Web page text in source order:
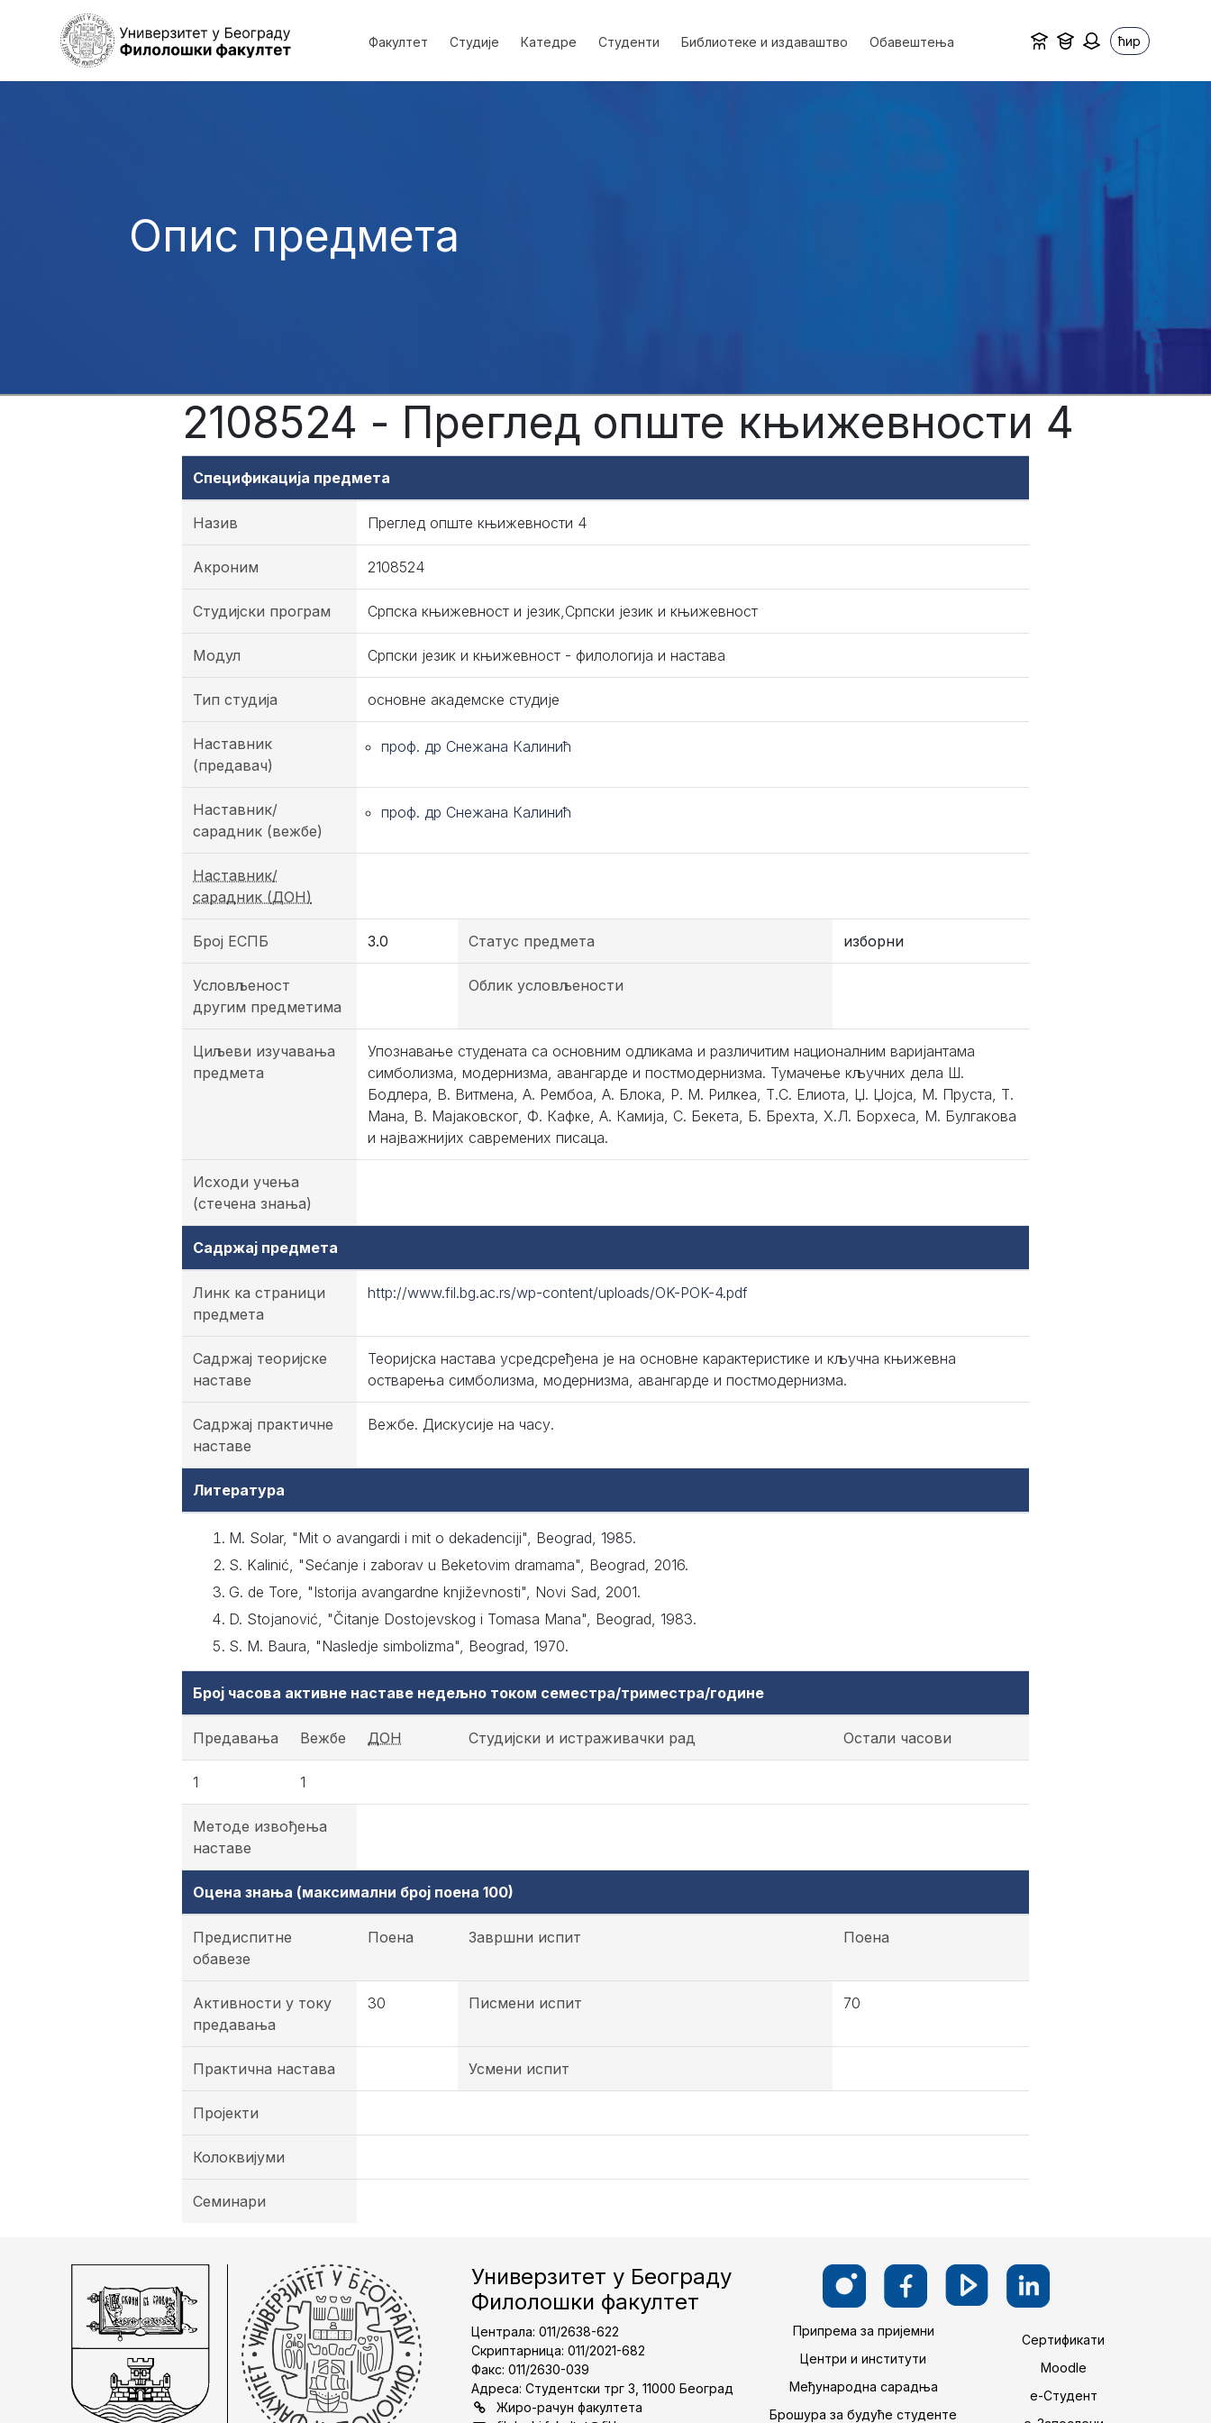
Факултет Студије Катедре Студенти Библиотеке и издаваштво Обавештења ћир
Опис предмета
2108524 - Преглед опште књижевности 4
Спецификација предмета
Назив Преглед опште књижевности 4
Акроним 2108524
Студијски програм Српска књижевност и језик,Српски језик и књижевност
Модул Српски језик и књижевност - филологија и настава
Тип студија основне академске студије
Наставник
(предавач)
проф. др Снежана Калинић
Наставник/
сарадник (вежбе)
проф. др Снежана Калинић
Наставник/
сарадник (ДОН)
Број ЕСПБ 3.0 Статус предмета изборни
Условљеност
другим предметима
Облик условљености
Циљеви изучавања
предмета
Упознавање студената са основним одликама и различитим националним варијантама
симболизма, модернизма, авангарде и постмодернизма. Тумачење кључних дела Ш.
Бодлера, В. Витмена, А. Рембоа, А. Блока, Р. М. Рилкеа, Т.С. Елиота, Џ. Џојса, М. Пруста, Т.
Мана, В. Мајаковског, Ф. Кафке, А. Камија, С. Бекета, Б. Брехта, Х.Л. Борхеса, М. Булгакова
и најважнијих савремених писаца.
Исходи учења
(стечена знања)
Садржај предмета
Линк ка страници
предмета
http://www.fil.bg.ac.rs/wp-content/uploads/OK-POK-4.pdf
Садржај теоријске
наставе
Теоријска настава усредсређена је на основне карактеристике и кључна књижевна
остварења симболизма, модернизма, авангарде и постмодернизма.
Садржај практичне
наставе
Вежбе. Дискусије на часу.
Литература
M. Solar, "Mit o avangardi i mit o dekadenciji", Beograd, 1985.
S. Kalinić, "Sećanje i zaborav u Beketovim dramama", Beograd, 2016.
G. de Tore, "Istorija avangardne književnosti", Novi Sad, 2001.
D. Stojanović, "Čitanje Dostojevskog i Tomasa Mana", Beograd, 1983.
S. M. Baura, "Nasledje simbolizma", Beograd, 1970.
Број часова активне наставе недељно током семестра/триместра/године
Предавања Вежбе ДОН Студијски и истраживачки рад Остали часови
1 1
Методе извођења
наставе
Оцена знања (максимални број поена 100)
Предиспитне
обавезе
Поена Завршни испит Поена
Активности у току
предавања
30 Писмени испит 70
Практична настава Усмени испит
Пројекти
Колоквијуми
Семинари
Универзитет у Београду
Филолошки факултет
Централа: 011/2638-622
Скриптарница: 011/2021-682
Факс: 011/2630-039
Адреса: Студентски трг 3, 11000 Београд
Жиро-рачун факултета
Припрема за пријемни
Центри и институти
Међународна сарадња
Брошура за будуће студенте
Сертификати
Moodle
е-Студент